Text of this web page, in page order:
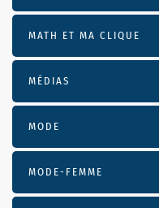
MATH ET MA CLIQUE
MÉDIAS
MODE
MODE-FEMME